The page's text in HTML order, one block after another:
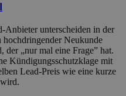
Anbieter unterscheiden in der
Neukunde
der „nur mal eine Frage” hat.
Kündigungsschutzklage mit
Lead-Preis wie eine kurze